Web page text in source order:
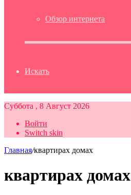
Обзор интернета
Искать
Суббота , 8 Август 2026
Войти
Switch skin
Главная/квартирах домах
квартирах домах